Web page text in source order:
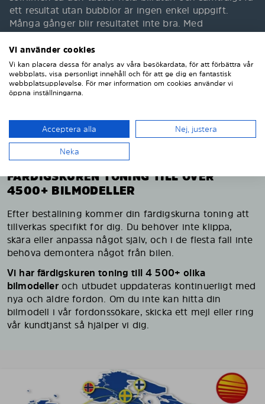
ett resultat utan bubblor är ingen enkel uppgift.
Många gånger blir resultatet inte bra. Med
Solarplexius toning till bilen slipper du allt detta.
Insynsskydd bil levereras färdigskurna efter varje unik
bilmodell. En annan fördel med Solarplexius toning
är att du inte kan få synliga repor utifrån, om du
råkar repa din ruta på insidan. Materialet är
FÄRDIGSKUREN TONING TILL ÖVER
4500+ BILMODELLER
Efter beställning kommer din färdigskurna toning att
tillverkas specifikt för dig. Du behöver inte klippa,
skära eller anpassa något själv, och i de flesta fall inte
behöva demontera något från bilen.
Vi har färdigskuren toning till 4 500+ olika
bilmodelleroch utbudet uppdateras kontinuerligt med
nya och äldre fordon. Om du inte kan hitta din
bilmodell i vår fordonssökare, skicka ett mejl eller ring
vår kundtjänst så hjälper vi dig.
Vi använder cookies
Vi kan placera dessa för analys av våra besökardata, för att förbättra vår
webbplats, visa personligt innehåll och för att ge dig en fantastisk
webbplatsupplevelse. För mer information om cookies använder vi
öppna inställningarna.
Acceptera alla Nej, justera
Neka